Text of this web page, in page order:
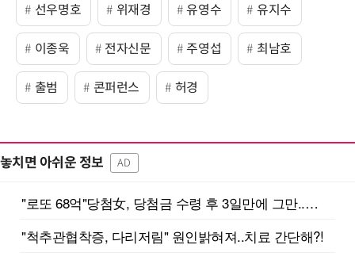
선우명호 위재경 유영수 유지수
이종욱 전자신문 주영섭 최남호
출범 콘퍼런스 허경
놓치면 아쉬운 정보 AD